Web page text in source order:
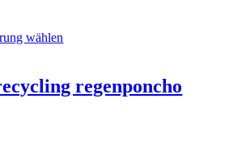
wählen
Varianten
auf.regenponcho